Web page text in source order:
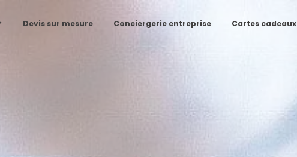
Devis sur mesure Conciergerie entreprise Cartes cadeaux